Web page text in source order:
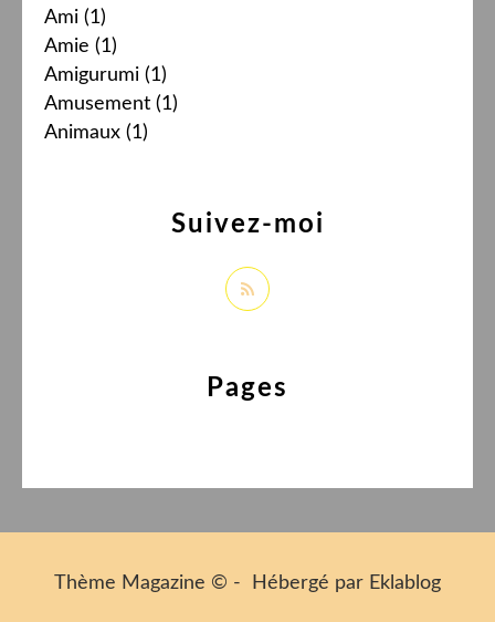
Ami (1)
Amie (1)
Amigurumi (1)
Amusement (1)
Animaux (1)
Pages
Suivez-moi
Thème Magazine © - Hébergé par Eklablog